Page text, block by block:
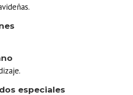
especiales